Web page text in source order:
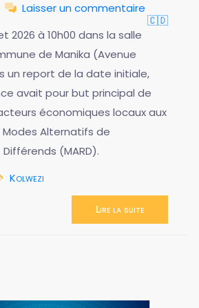
Laisser un commentaire
🇨🇩
2026 à 10h00 dans la salle
de Manika (Avenue
un report de la date initiale,
avait pour but principal de
économiques locaux aux
Alternatifs de
(MARD).
Kolwezi
Lire la suite